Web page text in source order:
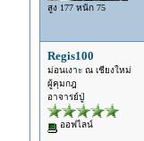
สูง 177 หนัก 75
Regis100
ม่อนเงาะ ณ เชียงใหม่
ผู้คุมกฎ
อาจารย์ปู่
ออฟไลน์